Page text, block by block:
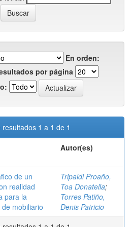
En orden:
por página
1 a 1 de 1
Autor(es)
de un
realidad
para la
mobiliario
Tripaldi Proaño,
Toa Donatella;
Torres Patiño,
Denis Patricio